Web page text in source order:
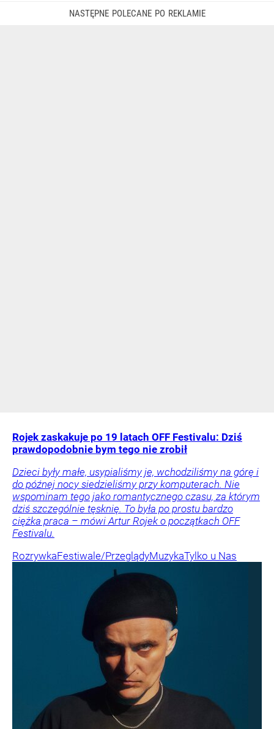
Rojek zaskakuje po 19 latach OFF Festivalu: Dziś
prawdopodobnie bym tego nie zrobił
Dzieci były małe, usypialiśmy je, wchodziliśmy na górę i
do późnej nocy siedzieliśmy przy komputerach. Nie
wspominam tego jako romantycznego czasu, za którym
dziś szczególnie tęsknię. To była po prostu bardzo
ciężka praca – mówi Artur Rojek o początkach OFF
Festivalu.
RozrywkaFestiwale/PrzeglądyMuzykaTylko u Nas